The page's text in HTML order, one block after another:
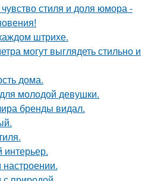
стиля и доля юмора -
штрихе.
могут выглядеть стильно и
дома.
молодой девушки.
бренды видал.